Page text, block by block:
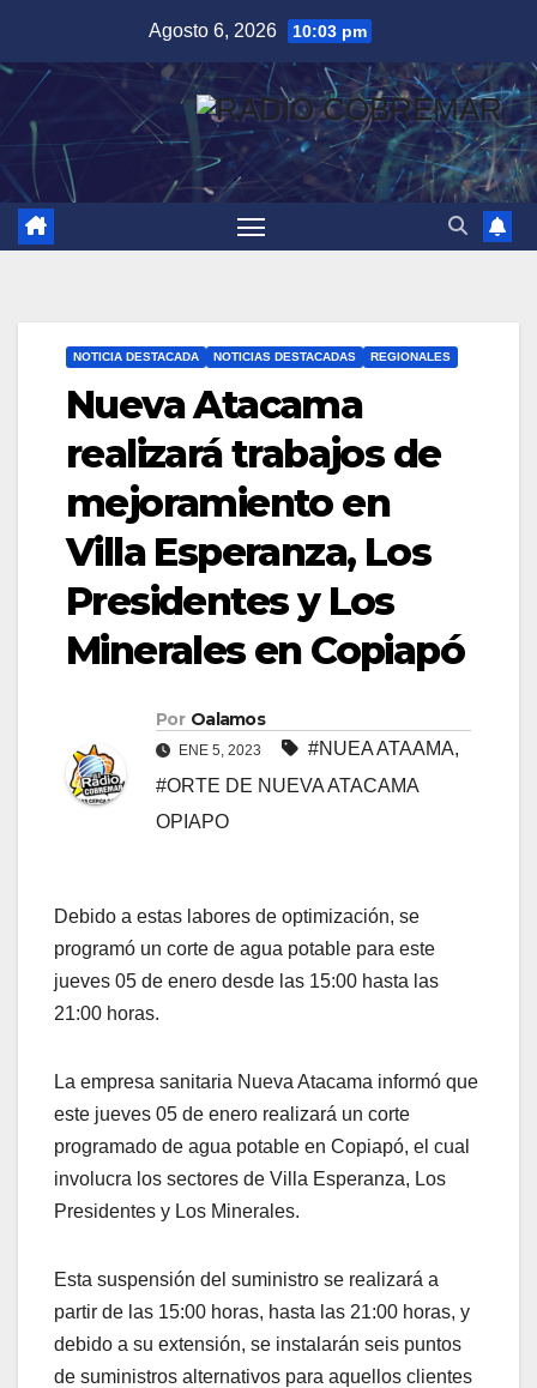
contenido
Agosto 6, 2026 10:03 pm
NOTICIA DESTACADA NOTICIAS DESTACADAS REGIONALES
Nueva Atacama
realizará trabajos de
mejoramiento en
Villa Esperanza, Los
Presidentes y Los
Minerales en Copiapó
Por Oalamos
ENE 5, 2023 #NUEA ATAAMA,
#ORTE DE NUEVA ATACAMA
OPIAPO
Debido a estas labores de optimización, se
programó un corte de agua potable para este
jueves 05 de enero desde las 15:00 hasta las
21:00 horas.
La empresa sanitaria Nueva Atacama informó que
este jueves 05 de enero realizará un corte
programado de agua potable en Copiapó, el cual
involucra los sectores de Villa Esperanza, Los
Presidentes y Los Minerales.
Esta suspensión del suministro se realizará a
partir de las 15:00 horas, hasta las 21:00 horas, y
debido a su extensión, se instalarán seis puntos
de suministros alternativos para aquellos clientes